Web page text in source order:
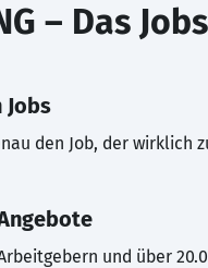
– Das
den Job, der wirklich
und über